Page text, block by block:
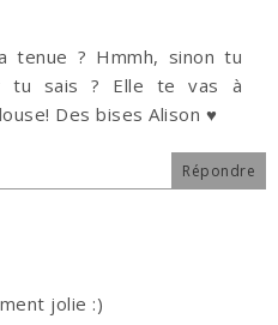
tenue ? Hmmh, sinon tu
tu sais ? Elle te vas à
Des bises Alison ♥
Répondre
jolie :)